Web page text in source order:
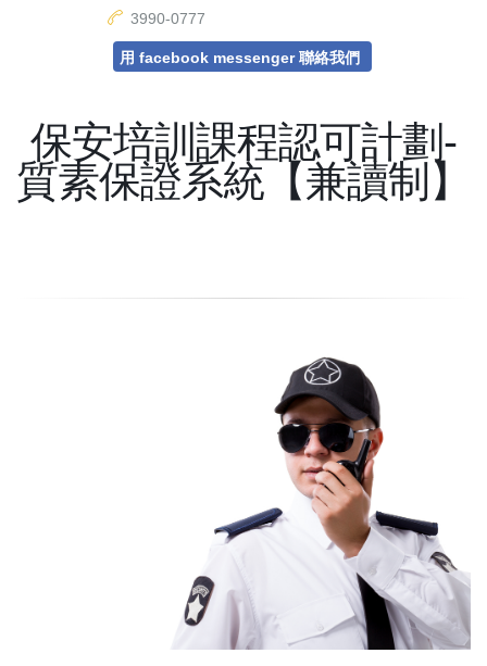
3990-0777
用 facebook messenger 聯絡我們
保安培訓課程認可計劃-
質素保證系統【兼讀制】